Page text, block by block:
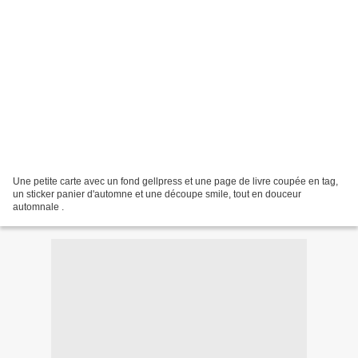
Une petite carte avec un fond gellpress et une page de livre coupée en tag,
un sticker panier d'automne et une découpe smile, tout en douceur
automnale .